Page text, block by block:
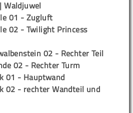
Waldjuwel
01 - Zugluft
02 - Twilight Princess
02 - Rechter Teil
02 - Rechter Turm
01 - Hauptwand
02 - rechter Wandteil und